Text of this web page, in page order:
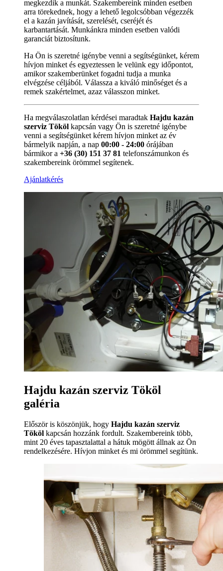
megkezdik a munkát. Szakembereink minden esetben
arra törekednek, hogy a lehető legolcsóbban végezzék
el a kazán javítását, szerelését, cseréjét és
karbantartását. Munkánkra minden esetben valódi
garanciát biztosítunk.
Ha Ön is szeretné igénybe venni a segítségünket, kérem
hívjon minket és egyeztessen le velünk egy időpontot,
amikor szakemberünket fogadni tudja a munka
elvégzése céljából. Válassza a kiváló minőséget és a
remek szakértelmet, azaz válasszon minket.
Ha megválaszolatlan kérdései maradtak Hajdu kazán
szerviz Tököl kapcsán vagy Ön is szeretné igénybe
venni a segítségünket kérem hívjon minket az év
bármelyik napján, a nap 00:00 - 24:00 órájában
bármikor a +36 (30) 151 37 81 telefonszámunkon és
szakembereink örömmel segítenek.
Ajánlatkérés
Hajdu kazán szerviz Tököl
galéria
Először is köszönjük, hogy Hajdu kazán szerviz
Tököl kapcsán hozzánk fordult. Szakembereink több,
mint 20 éves tapasztalattal a hátuk mögött állnak az Ön
rendelkezésére. Hívjon minket és mi örömmel segítünk.